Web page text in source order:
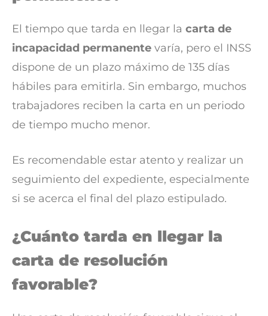
El tiempo que tarda en llegar la carta de
incapacidad permanente varía, pero el INSS
dispone de un plazo máximo de 135 días
hábiles para emitirla. Sin embargo, muchos
trabajadores reciben la carta en un periodo
de tiempo mucho menor.
Es recomendable estar atento y realizar un
seguimiento del expediente, especialmente
si se acerca el final del plazo estipulado.
¿Cuánto tarda en llegar la
carta de resolución
favorable?